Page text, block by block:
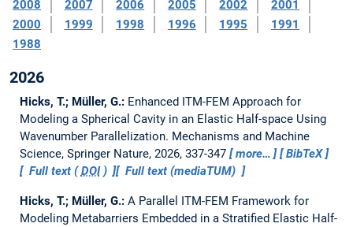
2008
2007 2006 2005 2002
2001
2000
1999 1998 1996 1995
1991
1988
2026
Hicks, T.; Müller, G.: Enhanced ITM-FEM Approach for
Modeling a Spherical Cavity in an Elastic Half-space Using
Wavenumber Parallelization. Mechanisms and Machine
Science, Springer Nature, 2026, 337-347
more…
BibTeX
Full text (DOI) Full text (mediaTUM)
Hicks, T.; Müller, G.: A Parallel ITM-FEM Framework for
Modeling Metabarriers Embedded in a Stratified Elastic Half-